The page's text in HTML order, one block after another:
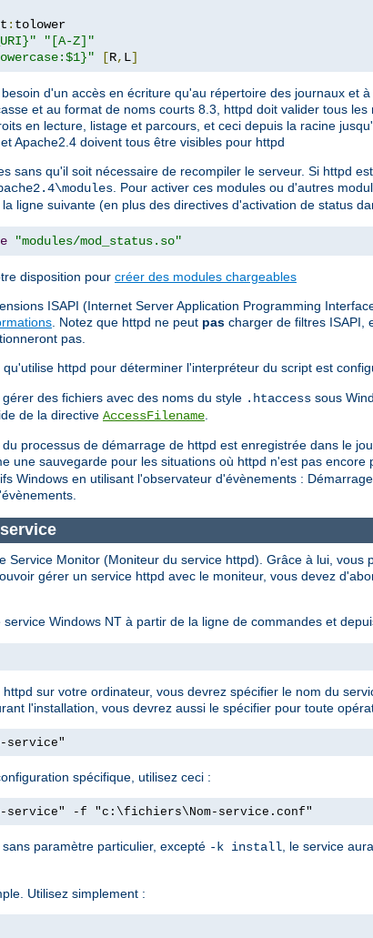
:
"[A-Z]"
[R, L]
d'un accès en écriture qu'au répertoire des journaux et
et au format de noms courts 8.3, httpd doit valider tous
en lecture, listage et parcours, et ceci depuis la racine
Apache2.4 doivent tous être visibles pour httpd
sans qu'il soit nécessaire de recompiler le serveur. Si httpd
. Pour activer ces modules ou d'autres
ligne suivante (en plus des directives d'activation de status
"modules/mod_status.so"
disposition pour créer des modules chargeables
ISAPI (Internet Server Application Programming
. Notez que httpd ne peut pas charger de filtres ISAPI,
pas.
httpd pour déterminer l'interpréteur du script est
des fichiers avec des noms du style .htaccess sous
de la directive AccessFilename.
processus de démarrage de httpd est enregistrée dans le
une sauvegarde pour les situations où httpd n'est pas encore
Windows en utilisant l'observateur d'évènements :
Service Monitor (Moniteur du service httpd). Grâce à lui,
gérer un service httpd avec le moniteur, vous devez
Windows NT à partir de la ligne de commandes et
sur votre ordinateur, vous devrez spécifier le nom du
l'installation, vous devrez aussi le spécifier pour toute
service"
spécifique, utilisez ceci :
service" -f "c:\fichiers\Nom-service.conf"
paramètre particulier, excepté -k install , le service
Utilisez simplement :